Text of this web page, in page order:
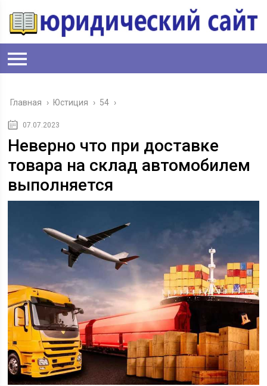
Главная › Юстиция › 54 ›
07.07.2023
Неверно что при доставке
товара на склад автомобилем
выполняется